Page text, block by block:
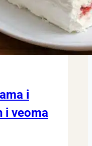
i
i veoma